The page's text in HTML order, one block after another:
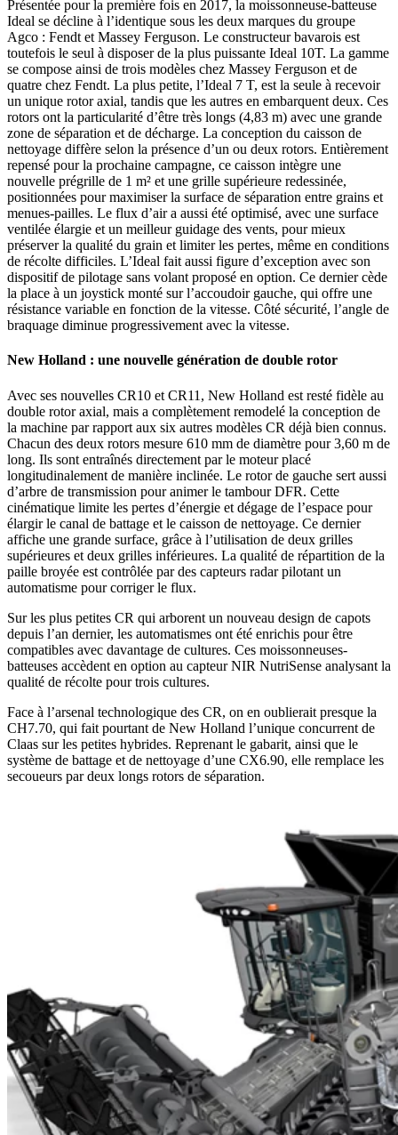
Présentée pour la première fois en 2017, la moissonneuse-batteuse
Ideal se décline à l’identique sous les deux marques du groupe
Agco : Fendt et Massey Ferguson. Le constructeur bavarois est
toutefois le seul à disposer de la plus puissante Ideal 10T. La gamme
se compose ainsi de trois modèles chez Massey Ferguson et de
quatre chez Fendt. La plus petite, l’Ideal 7 T, est la seule à recevoir
un unique rotor axial, tandis que les autres en embarquent deux. Ces
rotors ont la particularité d’être très longs (4,83 m) avec une grande
zone de séparation et de décharge. La conception du caisson de
nettoyage diffère selon la présence d’un ou deux rotors. Entièrement
repensé pour la prochaine campagne, ce caisson intègre une
nouvelle prégrille de 1 m² et une grille supérieure redessinée,
positionnées pour maximiser la surface de séparation entre grains et
menues-pailles. Le flux d’air a aussi été optimisé, avec une surface
ventilée élargie et un meilleur guidage des vents, pour mieux
préserver la qualité du grain et limiter les pertes, même en conditions
de récolte difficiles. L’Ideal fait aussi figure d’exception avec son
dispositif de pilotage sans volant proposé en option. Ce dernier cède
la place à un joystick monté sur l’accoudoir gauche, qui offre une
résistance variable en fonction de la vitesse. Côté sécurité, l’angle de
braquage diminue progressivement avec la vitesse.
New Holland : une nouvelle génération de double rotor
Avec ses nouvelles CR10 et CR11, New Holland est resté fidèle au
double rotor axial, mais a complètement remodelé la conception de
la machine par rapport aux six autres modèles CR déjà bien connus.
Chacun des deux rotors mesure 610 mm de diamètre pour 3,60 m de
long. Ils sont entraînés directement par le moteur placé
longitudinalement de manière inclinée. Le rotor de gauche sert aussi
d’arbre de transmission pour animer le tambour DFR. Cette
cinématique limite les pertes d’énergie et dégage de l’espace pour
élargir le canal de battage et le caisson de nettoyage. Ce dernier
affiche une grande surface, grâce à l’utilisation de deux grilles
supérieures et deux grilles inférieures. La qualité de répartition de la
paille broyée est contrôlée par des capteurs radar pilotant un
automatisme pour corriger le flux.
Sur les plus petites CR qui arborent un nouveau design de capots
depuis l’an dernier, les automatismes ont été enrichis pour être
compatibles avec davantage de cultures. Ces moissonneuses-
batteuses accèdent en option au capteur NIR NutriSense analysant la
qualité de récolte pour trois cultures.
Face à l’arsenal technologique des CR, on en oublierait presque la
CH7.70, qui fait pourtant de New Holland l’unique concurrent de
Claas sur les petites hybrides. Reprenant le gabarit, ainsi que le
système de battage et de nettoyage d’une CX6.90, elle remplace les
secoueurs par deux longs rotors de séparation.